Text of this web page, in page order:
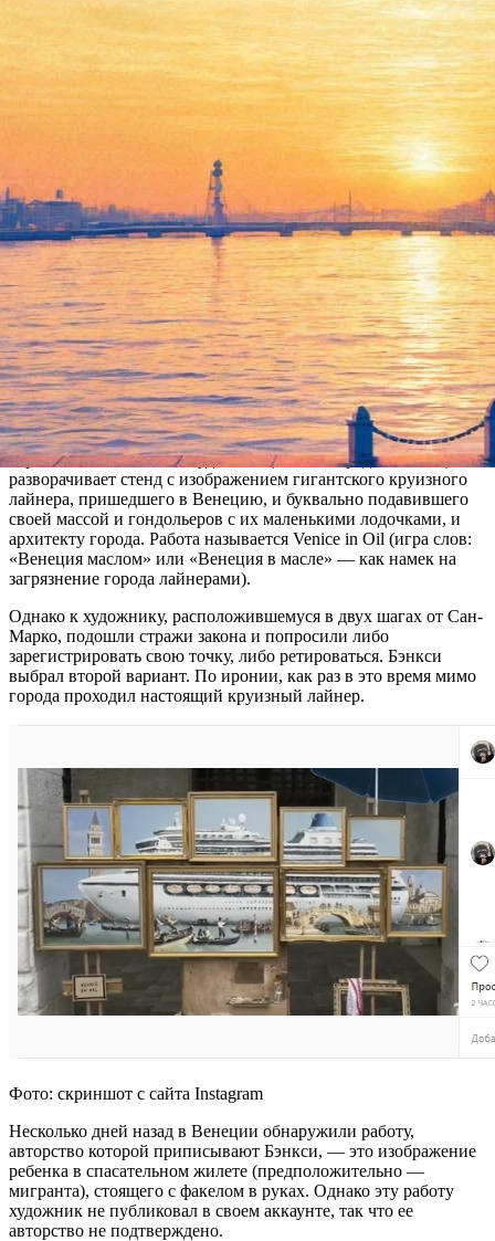
прогнали
22 мая 2019,20:57 Версия для печати
Самый известный уличный художник — Бэнкси — выставил
свою работу в Венеции во время биеннале современного
искусства. Об этом он рассказал в видеоролике в своем
официальном Instagram-аккаунте.
«Несмотря на то, что (Венецианская биеннале) — крупнейшее
и наиболее престижное событие в мире искусства, по каким-
то причинам меня туда никогда не приглашали», — написал
он.
[Изображение недоступно]
В ролике показано, как художник (или его представитель)
разворачивает стенд с изображением гигантского круизного
лайнера, пришедшего в Венецию, и буквально подавившего
своей массой и гондольеров с их маленькими лодочками, и
архитекту города. Работа называется Venice in Oil (игра слов:
«Венеция маслом» или «Венеция в масле» — как намек на
загрязнение города лайнерами).
Однако к художнику, расположившемуся в двух шагах от Сан-
Марко, подошли стражи закона и попросили либо
зарегистрировать свою точку, либо ретироваться. Бэнкси
выбрал второй вариант. По иронии, как раз в это время мимо
города проходил настоящий круизный лайнер.
Фото: скриншот с сайта Instagram
Несколько дней назад в Венеции обнаружили работу,
авторство которой приписывают Бэнкси, — это изображение
ребенка в спасательном жилете (предположительно —
мигранта), стоящего с факелом в руках. Однако эту работу
художник не публиковал в своем аккаунте, так что ее
авторство не подтверждено.